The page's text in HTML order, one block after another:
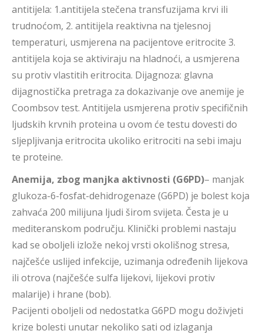
antitijela: 1.antitijela stečena transfuzijama krvi ili
trudnoćom, 2. antitijela reaktivna na tjelesnoj
temperaturi, usmjerena na pacijentove eritrocite 3.
antitijela koja se aktiviraju na hladnoći, a usmjerena
su protiv vlastitih eritrocita. Dijagnoza: glavna
dijagnostička pretraga za dokazivanje ove anemije je
Coombsov test. Antitijela usmjerena protiv specifičnih
ljudskih krvnih proteina u ovom će testu dovesti do
sljepljivanja eritrocita ukoliko eritrociti na sebi imaju
te proteine.
Anemija, zbog manjka aktivnosti (G6PD)– manjak
glukoza-6-fosfat-dehidrogenaze (G6PD) je bolest koja
zahvaća 200 milijuna ljudi širom svijeta. Česta je u
mediteranskom području. Klinički problemi nastaju
kad se oboljeli izlože nekoj vrsti okolišnog stresa,
najčešće uslijed infekcije, uzimanja određenih lijekova
ili otrova (najčešće sulfa lijekovi, lijekovi protiv
malarije) i hrane (bob).
Pacijenti oboljeli od nedostatka G6PD mogu doživjeti
krize bolesti unutar nekoliko sati od izlaganja